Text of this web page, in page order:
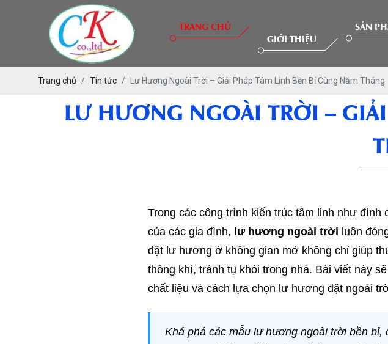
TRANG CHỦ
GIỚI THIỆU
SẢN
Trang chủ Tin tức Lư Hương Ngoài Trời – Giải Pháp Tâm Linh Bền Bỉ Cùng Năm Tháng
LƯ HƯƠNG NGOÀI TRỜI –
Trong các công trình kiến trúc tâm linh như
của các gia đình, lư hương ngoài trời luôn
đặt lư hương ở không gian mở không chỉ giúp
thông khí, tránh tụ khói trong nhà. Bài viết này
chất liệu và cách lựa chọn lư hương đặt ngoài
Khá phá các mẫu lư hương ngoài trời bền bỉ,